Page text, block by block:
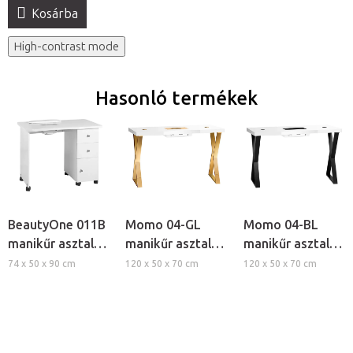
Kosárba
High-contrast mode
Hasonló termékek
BeautyOne 011B
manikűr asztal
porelszívóval
74 x 50 x 90 cm
Momo 04-GL
manikűr asztal
porelszívóval
120 x 50 x 70 cm
Momo 04-BL
manikűr asztal
porelszívóval
120 x 50 x 70 cm